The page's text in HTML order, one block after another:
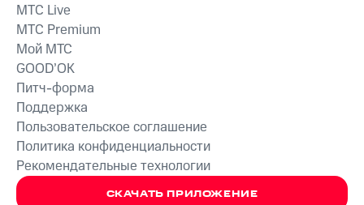
СКАЧАТЬ ПРИЛОЖЕНИЕ
MTС Live
MTС Premium
Мой МТС
GOOD’OK
Питч-форма
Поддержка
Пользовательское соглашение
Политика конфиденциальности
Рекомендательные технологии